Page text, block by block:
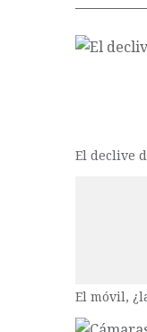
El declive
El móvil,